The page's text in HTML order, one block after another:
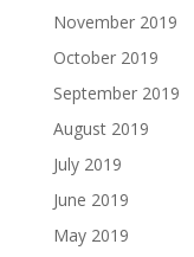
November 2019
October 2019
September 2019
August 2019
July 2019
June 2019
May 2019